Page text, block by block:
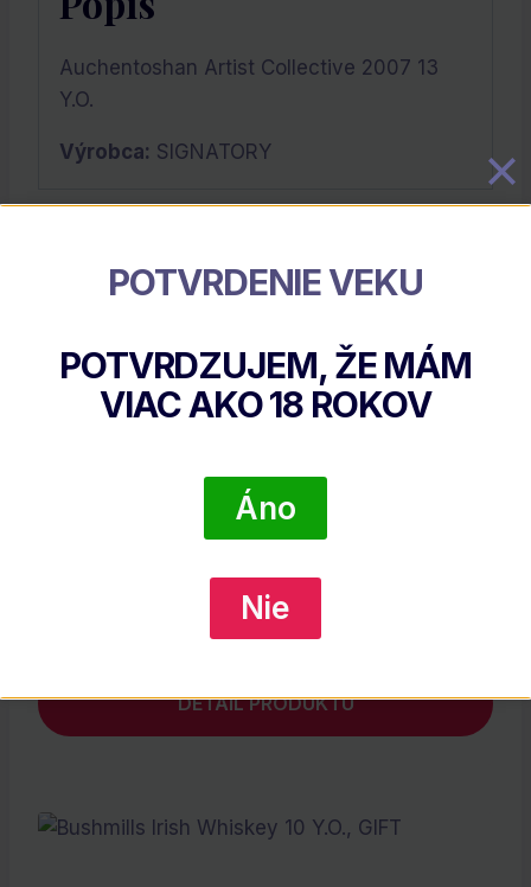
Auchentoshan Artist Collective 2007 13
Y.O.
Výrobca: SIGNATORY
Súvisiace Produkty
Ardbeg Uigeadail, GIFT
DETAIL PRODUKTU
POTVRDENIE VEKU
POTVRDZUJEM, ŽE MÁM
VIAC AKO18 ROKOV
Áno
Nie